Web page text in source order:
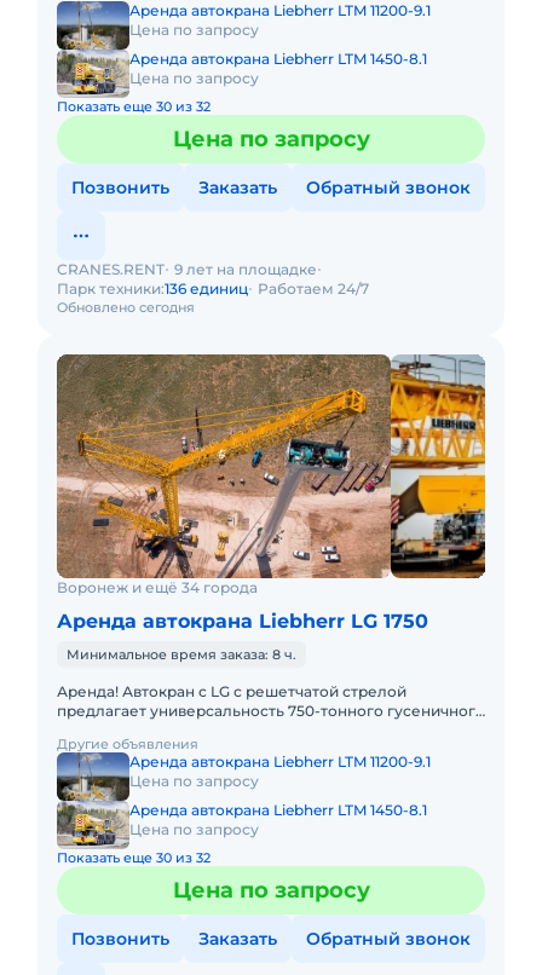
Аренда автокрана Liebherr LTM 11200-9.1
Цена по запросу
Аренда автокрана Liebherr LTM 1450-8.1
Цена по запросу
Показать еще 30 из 32
Цена по запросу
Позвонить Заказать Обратный звонок
Обновлено сегодня
CRANES.RENT 9 лет на площадке
Парк техники:136 единиц Работаем 24/7
Воронеж и ещё 34 города
Аренда автокрана Liebherr LG 1750
Минимальное время заказа: 8 ч.
Аренда! Автокран с LG с решетчатой стрелой
предлагает универсальность 750-тонного гусеничного
автокрана. LIEBHER
Другие объявления
Аренда автокрана Liebherr LTM 11200-9.1
Цена по запросу
Аренда автокрана Liebherr LTM 1450-8.1
Цена по запросу
Показать еще 30 из 32
Цена по запросу
Позвонить Заказать Обратный звонок